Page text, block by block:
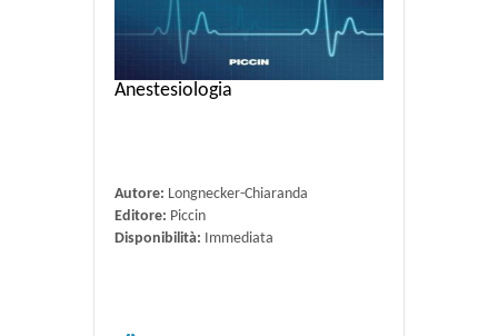
Anestesiologia
Autore: Longnecker-Chiaranda
Editore: Piccin
Disponibilità: Immediata